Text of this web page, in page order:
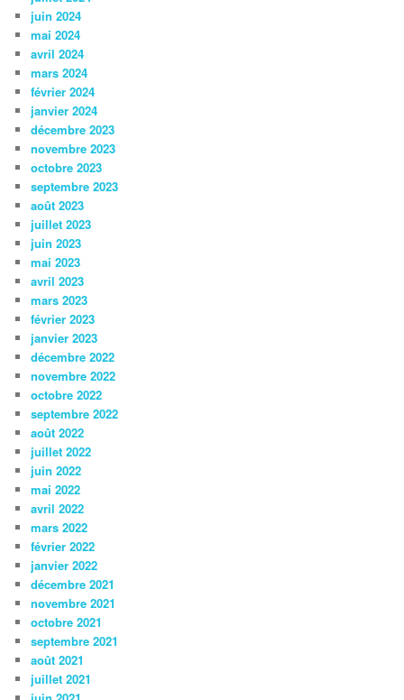
juin 2024
mai 2024
avril 2024
mars 2024
février 2024
janvier 2024
décembre 2023
novembre 2023
octobre 2023
septembre 2023
août 2023
juillet 2023
juin 2023
mai 2023
avril 2023
mars 2023
février 2023
janvier 2023
décembre 2022
novembre 2022
octobre 2022
septembre 2022
août 2022
juillet 2022
juin 2022
mai 2022
avril 2022
mars 2022
février 2022
janvier 2022
décembre 2021
novembre 2021
octobre 2021
septembre 2021
août 2021
juillet 2021